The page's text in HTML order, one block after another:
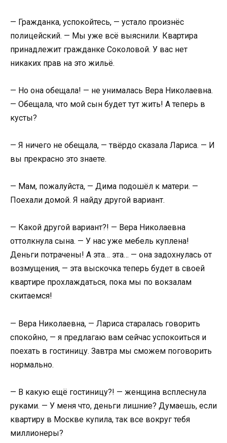
— Гражданка, успокойтесь, — устало произнёс
полицейский. — Мы уже всё выяснили. Квартира
принадлежит гражданке Соколовой. У вас нет
никаких прав на это жильё.
— Но она обещала! — не унималась Вера Николаевна.
— Обещала, что мой сын будет тут жить! А теперь в
кусты?
— Я ничего не обещала, — твёрдо сказала Лариса. — И
вы прекрасно это знаете.
— Мам, пожалуйста, — Дима подошёл к матери. —
Поехали домой. Я найду другой вариант.
— Какой другой вариант?! — Вера Николаевна
оттолкнула сына. — У нас уже мебель куплена!
Деньги потрачены! А эта… эта… — она задохнулась от
возмущения, — эта выскочка теперь будет в своей
квартире прохлаждаться, пока мы по вокзалам
скитаемся!
— Вера Николаевна, — Лариса старалась говорить
спокойно, — я предлагаю вам сейчас успокоиться и
поехать в гостиницу. Завтра мы сможем поговорить
нормально.
— В какую ещё гостиницу?! — женщина всплеснула
руками. — У меня что, деньги лишние? Думаешь, если
квартиру в Москве купила, так все вокруг тебя
миллионеры?